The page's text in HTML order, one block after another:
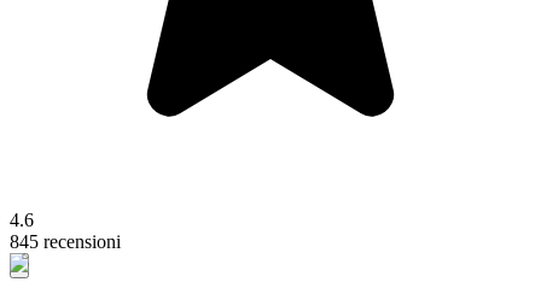
4.6
845 recensioni